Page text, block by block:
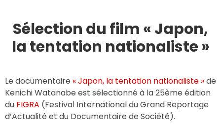
Sélection du film « Japon,
la tentation nationaliste »
Le documentaire « Japon, la tentation nationaliste »de
Kenichi Watanabe est sélectionné à la 25ème édition
du FIGRA (Festival International du Grand Reportage
d’Actualité et du Documentaire de Société).